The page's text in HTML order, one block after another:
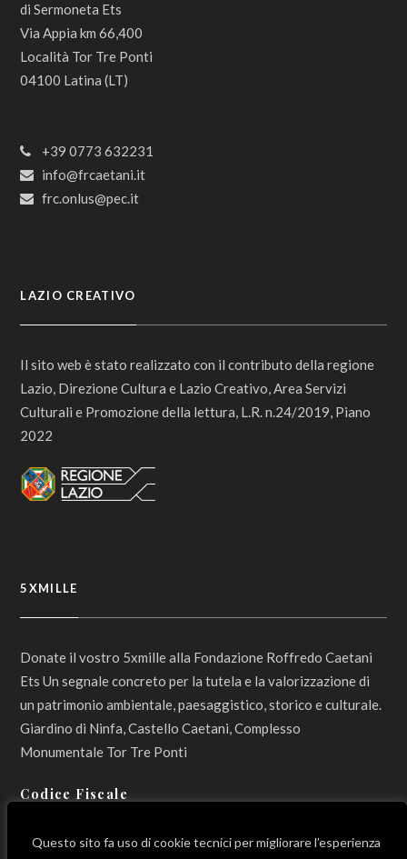
Questo sito fa uso di cookie tecnici per migliorare l’esperienza
di Sermoneta Ets
Via Appia km 66,400
Località Tor Tre Ponti
04100 Latina (LT)
+39 0773 632231
info@frcaetani.it
frc.onlus@pec.it
LAZIO CREATIVO
Il sito web è stato realizzato con il contributo della regione
Lazio, Direzione Cultura e Lazio Creativo, Area Servizi
Culturali e Promozione della lettura, L.R. n.24/2019, Piano
2022
5XMILLE
Donate il vostro 5xmille alla Fondazione Roffredo Caetani
Ets Un segnale concreto per la tutela e la valorizzazione di
un patrimonio ambientale, paesaggistico, storico e culturale.
Giardino di Ninfa, Castello Caetani, Complesso
Monumentale Tor Tre Ponti
Codice Fiscale